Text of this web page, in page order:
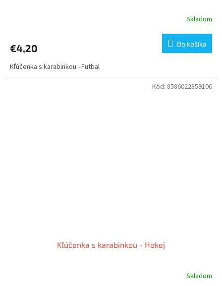
Skladom
€4,20 Do košíka
Kľúčenka s karabinkou - Futbal
Kľúčenka s karabinkou - Hokej
Skladom
Kód: 8586022859106